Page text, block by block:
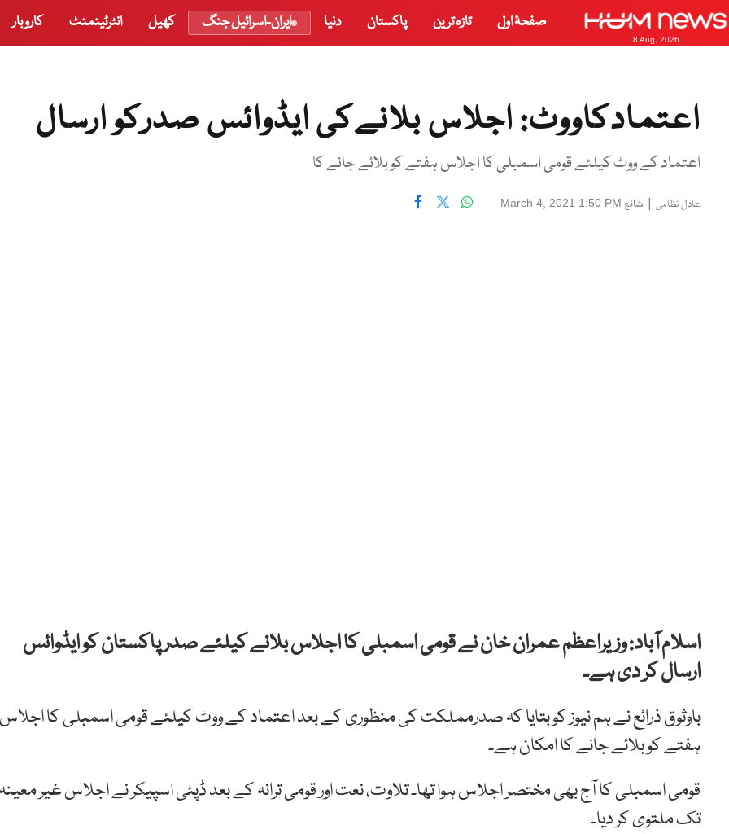
8 Aug, 2026
صفحۂ اول تازہ ترین پاکستان دنیا ایران-اسرائیل جنگ کھیل انٹرٹینمنٹ کاروبار
اعتمادکاووٹ: اجلاس بلانےکی ایڈوائس صدرکو ارسال
اعتماد کے ووٹ کیلئے قومی اسمبلی کا اجلاس ہفتے کو بلائے جانے کا
عادل نظامی | شائع March 4, 2021 1:50 PM
اسلام آباد: وزیراعظم عمران خان نے قومی اسمبلی کا اجلاس بلانے کیلئے صدر پاکستان کو ایڈوائس
ارسال کر دی ہے۔
باوثوق ذرائع نے ہم نیوز کو بتایا کہ صدرمملکت کی منظوری کے بعد اعتماد کے ووٹ کیلئے قومی اسمبلی کا اجلاس
ہفتے کو بلائے جانے کا امکان ہے۔
قومی اسمبلی کا آج بھی مختصر اجلاس ہوا تھا۔ تلاوت، نعت اور قومی ترانہ کے بعد ڈپٹی اسپیکر نے اجلاس غیر
تک ملتوی کر دیا۔